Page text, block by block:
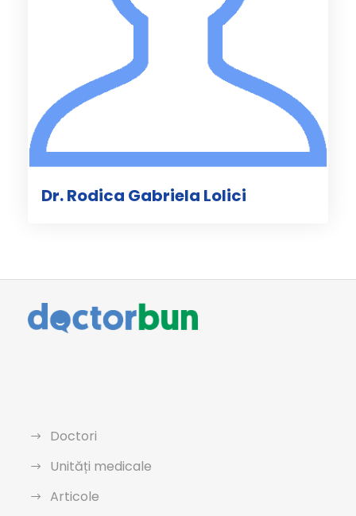
Dr. Rodica Gabriela Lolici
Doctori
Unități medicale
Articole